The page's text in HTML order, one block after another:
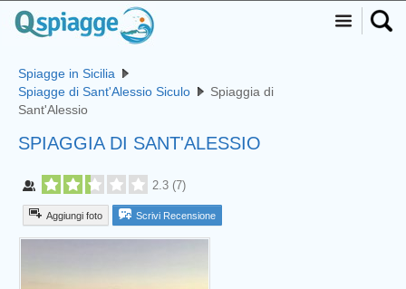
Spiagge in Sicilia
Spiagge di Sant'Alessio Siculo
Spiaggia di
Sant'Alessio
SPIAGGIA DI SANT'ALESSIO
2.3 (7)
Aggiungi foto Scrivi Recensione